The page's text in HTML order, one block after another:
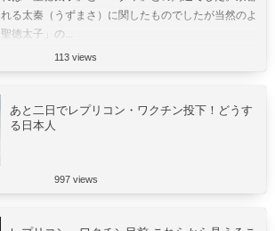
る太秦（うずまさ）に関したものでしたが当然のよ
徳太子」の...
113 views
あと二日でレプリコン・ワクチン投下！どうす
る日本人
997 views